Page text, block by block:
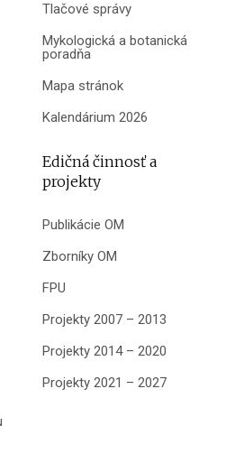
Tlačové správy
Mykologická a botanická
poradňa
Mapa stránok
Kalendárium 2026
Edičná činnosť a
projekty
Publikácie OM
Zborníky OM
FPU
Projekty 2007 – 2013
Projekty 2014 – 2020
Projekty 2021 – 2027